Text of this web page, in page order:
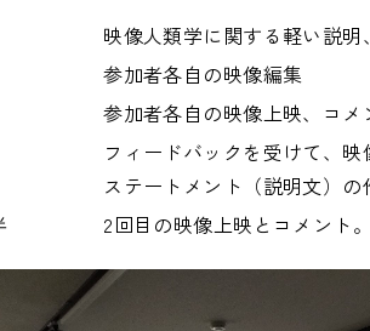
映像人類学に関する軽い説
参加者各自の映像編集
参加者各自の映像上映、コメ
フィードバックを受けて、
ステートメント（説明文）の
2回目の映像上映とコメント